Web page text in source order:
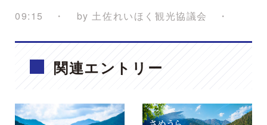
by 土佐れいほく観光協議会
09:15
関連エントリー